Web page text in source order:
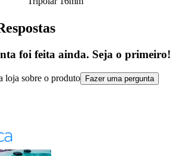
foi feita ainda. Seja o primeiro!
loja sobre o produto Fazer uma pergunta